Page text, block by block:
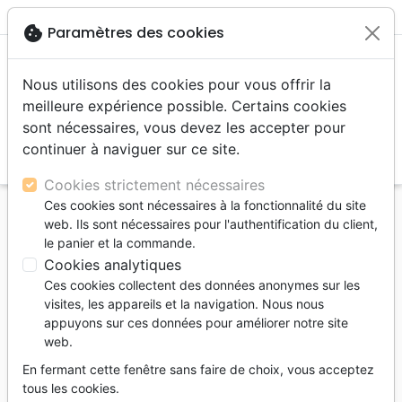
menu
Accueil Bibles Evangiles et extraits
Evangiles et extraits
Filtrer tune
Bibles petit
format
Nouveaux
Jeunesse
cookie Paramètres des cookies
Nous utilisons des cookies pour vous offrir la
meilleure expérience possible. Certains cookies
sont nécessaires, vous devez les accepter pour
continuer à naviguer sur ce site.
Cookies strictement nécessaires
Ces cookies sont nécessaires à la fonctionnalité du site
web. Ils sont nécessaires pour l'authentification du client,
le panier et la commande.
Cookies analytiques
Ces cookies collectent des données anonymes sur les
visites, les appareils et la navigation. Nous nous
appuyons sur ces données pour améliorer notre site
web.
En fermant cette fenêtre sans faire de choix, vous acceptez
tous les cookies.